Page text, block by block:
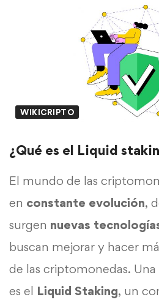
WIKICRIPTO
¿Qué es el Liquid
El mundo de las
en constante evolución,
surgen nuevas
buscan mejorar y hacer
de las criptomonedas.
es el Liquid Staking, un